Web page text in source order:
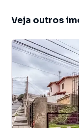
5 vagas de
Escritório, lavabo,
completa.
O sobrado é
de alto padrão e
Veja outros